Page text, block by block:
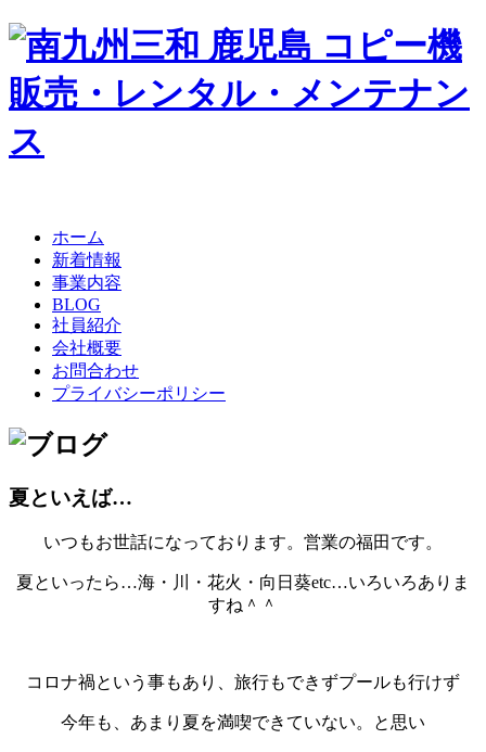
ホーム
新着情報
事業内容
BLOG
社員紹介
会社概要
お問合わせ
プライバシーポリシー
夏といえば…
いつもお世話になっております。営業の福田です。
夏といったら…海・川・花火・向日葵etc…いろいろありま
すね＾＾
コロナ禍という事もあり、旅行もできずプールも行けず
今年も、あまり夏を満喫できていない。と思い